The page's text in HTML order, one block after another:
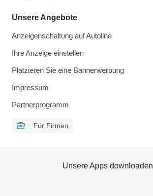
Unsere Angebote
Anzeigenschaltung auf Autoline
Ihre Anzeige einstellen
Platzieren Sie eine Bannerwerbung
Impressum
Partnerprogramm
Für Firmen
Unsere Apps downloaden